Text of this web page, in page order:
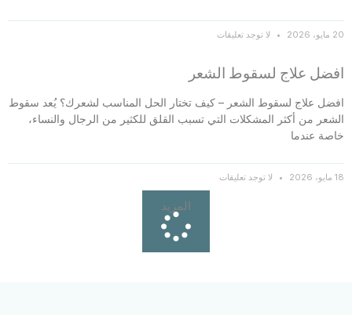
20 مايو، 2026 لا توجد تعليقات
افضل علاج لسقوط الشعر
افضل علاج لسقوط الشعر – كيف تختار الحل المناسب لشعرك؟ يُعد سقوط
الشعر من أكثر المشكلات التي تسبب القلق للكثير من الرجال والنساء،
خاصة عندما
18 مايو، 2026 لا توجد تعليقات
المزيد